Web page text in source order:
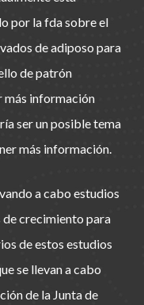
por la fda sobre el
de adiposo para
de patrón
más información
ser un posible tema
más información.
a cabo estudios
crecimiento para
de estos estudios
se llevan a cabo
de la Junta de